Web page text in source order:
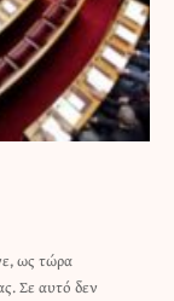
ως τώρα
Σε αυτό δεν